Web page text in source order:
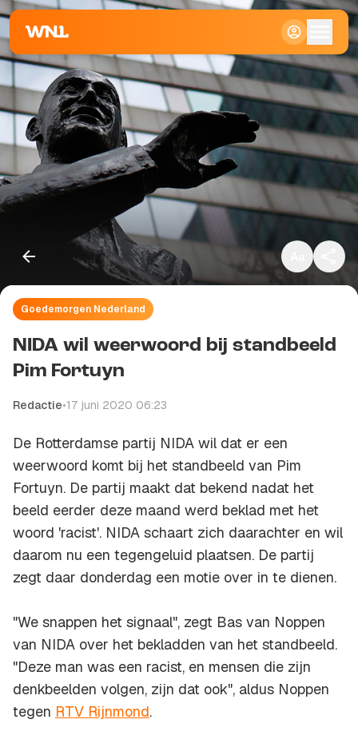
Klein
Standaard
Groot
Goedemorgen Nederland
NIDA wil weerwoord bij standbeeld
Pim Fortuyn
Redactie•17 juni 2020 06:23
De Rotterdamse partij NIDA wil dat er een
weerwoord komt bij het standbeeld van Pim
Fortuyn. De partij maakt dat bekend nadat het
beeld eerder deze maand werd beklad met het
woord 'racist'. NIDA schaart zich daarachter en wil
daarom nu een tegengeluid plaatsen. De partij
zegt daar donderdag een motie over in te dienen.
"We snappen het signaal", zegt Bas van Noppen
van NIDA over het bekladden van het standbeeld.
"Deze man was een racist, en mensen die zijn
denkbeelden volgen, zijn dat ook", aldus Noppen
tegen RTV Rijnmond.